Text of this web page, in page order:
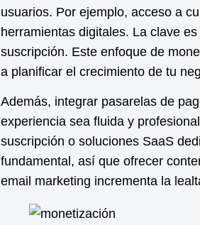
usuarios. Por ejemplo, acceso a
herramientas digitales. La clave
suscripción. Este enfoque de
a planificar el crecimiento de tu
Además, integrar pasarelas de
experiencia sea fluida y
suscripción o soluciones SaaS
fundamental, así que ofrecer
email marketing incrementa la